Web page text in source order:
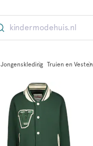
kindermodehuis.nl
Jongenskleding Truien en Vesten